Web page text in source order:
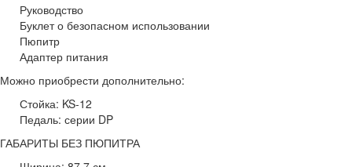
Руководство
Буклет о безопасном использовании
Пюпитр
Адаптер питания
Можно приобрести дополнительно:
Стойка: KS-12
Педаль: серии DP
ГАБАРИТЫ БЕЗ ПЮПИТРА